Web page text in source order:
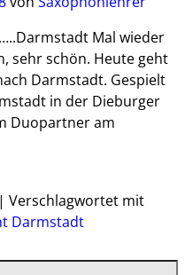
Mal wieder
sehr schön. Heute geht
Darmstadt. Gespielt
in der Dieburger
Duopartner am
Verschlagwortet mit
Darmstadt